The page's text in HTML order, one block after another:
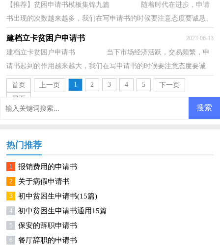
【推荐】贫困申请书模板集锦九篇 随着时代在进步，申请
书出现的次数越来越多，我们在写申请书的时候要注意态度要诚恳、
朴实。为了让您在写申请书中更加简单方便...
建档立卡贫困户申请书 2023-06-13
建档立卡贫困户申请书 当下市场经济活跃，交易频繁，申
请书起到的作用越来越大，我们在写申请书的时候要注意态度要诚
恳、朴实。写申请书需要注意哪些问题呢？下面是...
首页 上一页 1 2 3 4 5
下一页
尾页
热门推荐
1 报销费用的申请书
2 关于病假申请书
3 初中贫困生申请书(15篇)
4 初中贫困生申请书通用15篇
5 保安的辞职申请书
6 餐厅辞职的申请书